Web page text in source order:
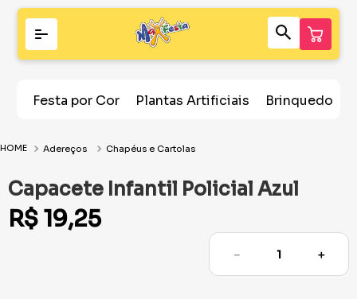
Festa por Cor Plantas Artificiais Brinquedos
Adereços Chapéus e Cartolas
Capacete Infantil Policial Azul
R$ 19,25
＋
－